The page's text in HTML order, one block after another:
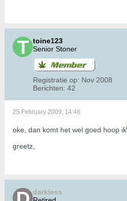
toine123
Senior Stoner
Registratie op: Nov 2008
Berichten: 42
25 February 2009, 14:46
oke, dan komt het wel goed hoop ik
greetz,
darkiess